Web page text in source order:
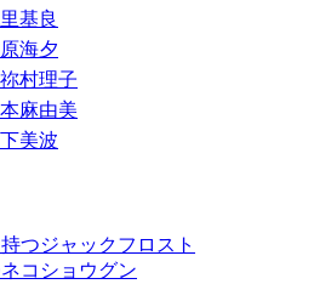
基良
海夕
村理子
麻由美
美波
つジャックフロスト
コショウグン